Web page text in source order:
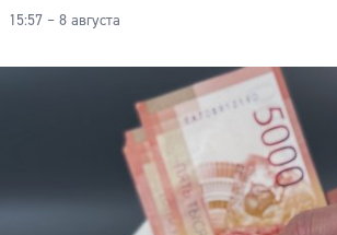
15:57 – 8 августа